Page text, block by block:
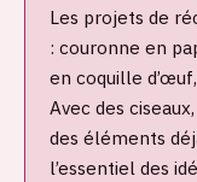
Les projets de
: couronne en
en coquille
Avec des
des éléments
l’essentiel des